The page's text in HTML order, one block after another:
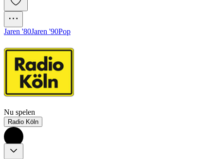
Jaren '80Jaren '90Pop
Nu spelen
Radio Köln